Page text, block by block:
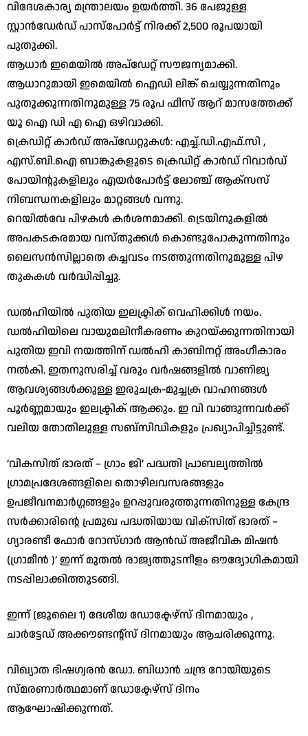
വിദേശകാര്യ മന്ത്രാലയം ഉയർത്തി. 36 പേജുള്ള
സ്റ്റാൻഡേർഡ് പാസ്‌പോർട്ട് നിരക്ക് 2,500 രൂപയായി
പുതുക്കി.
​ആധാർ ഇമെയിൽ അപ്ഡേറ്റ് സൗജന്യമാക്കി.
ആധാറുമായി ഇമെയിൽ ഐഡി ലിങ്ക് ചെയ്യുന്നതിനും
പുതുക്കുന്നതിനുമുള്ള 75 രൂപ ഫീസ് ആറ് മാസത്തേക്ക്
യൂ ഐ ഡി എ ഐ ഒഴിവാക്കി.
​ക്രെഡിറ്റ് കാർഡ് അപ്ഡേറ്റുകൾ: എച്ച്.ഡി.എഫ്.സി ,
എസ്.ബി.ഐ ബാങ്കുകളുടെ ക്രെഡിറ്റ് കാർഡ് റിവാർഡ്
പോയിന്റുകളിലും എയർപോർട്ട് ലോഞ്ച് ആക്സസ്
നിബന്ധനകളിലും മാറ്റങ്ങൾ വന്നു.
​റെയിൽവേ പിഴകൾ കർശനമാക്കി. ട്രെയിനുകളിൽ
അപകടകരമായ വസ്തുക്കൾ കൊണ്ടുപോകുന്നതിനും
ലൈസൻസില്ലാതെ കച്ചവടം നടത്തുന്നതിനുമുള്ള പിഴ
തുകകൾ വർദ്ധിപ്പിച്ചു.
​ഡൽഹിയിൽ പുതിയ ഇലക്ട്രിക് വെഹിക്കിൾ നയം.
​ഡൽഹിയിലെ വായുമലിനീകരണം കുറയ്ക്കുന്നതിനായി
പുതിയ ഇവി നയത്തിന് ഡൽഹി കാബിനറ്റ് അംഗീകാരം
നൽകി. ഇതനുസരിച്ച് വരും വർഷങ്ങളിൽ വാണിജ്യ
ആവശ്യങ്ങൾക്കുള്ള ഇരുചക്ര-മുച്ചക്ര വാഹനങ്ങൾ
പൂർണ്ണമായും ഇലക്ട്രിക് ആക്കും. ഇ വി വാങ്ങുന്നവർക്ക്
വലിയ തോതിലുള്ള സബ്‌സിഡികളും പ്രഖ്യാപിച്ചിട്ടുണ്ട്.
​’വികസിത് ഭാരത് – ഗ്രാം ജി’ പദ്ധതി പ്രാബല്യത്തിൽ
​ഗ്രാമപ്രദേശങ്ങളിലെ തൊഴിലവസരങ്ങളും
ഉപജീവനമാർഗ്ഗങ്ങളും ഉറപ്പുവരുത്തുന്നതിനുള്ള കേന്ദ്ര
സർക്കാരിന്റെ പ്രമുഖ പദ്ധതിയായ വിക്സിത് ഭാരത് –
ഗ്യാരണ്ടീ ഫോർ റോസ്ഗാർ ആൻഡ് അജീവിക മിഷൻ
(ഗ്രാമീൻ )’ ഇന്ന് മുതൽ രാജ്യത്തുടനീളം ഔദ്യോഗികമായി
നടപ്പിലാക്കിത്തുടങ്ങി.
​ഇന്ന് (ജൂലൈ 1) ദേശീയ ഡോക്ടേഴ്സ് ദിനമായും ,
ചാർട്ടേഡ് അക്കൗണ്ടന്റ്സ് ദിനമായും ആചരിക്കുന്നു.
വിഖ്യാത ഭിഷഗ്വരൻ ഡോ. ബിധാൻ ചന്ദ്ര റോയിയുടെ
സ്മരണാർത്ഥമാണ് ഡോക്ടേഴ്സ് ദിനം
ആഘോഷിക്കുന്നത്.